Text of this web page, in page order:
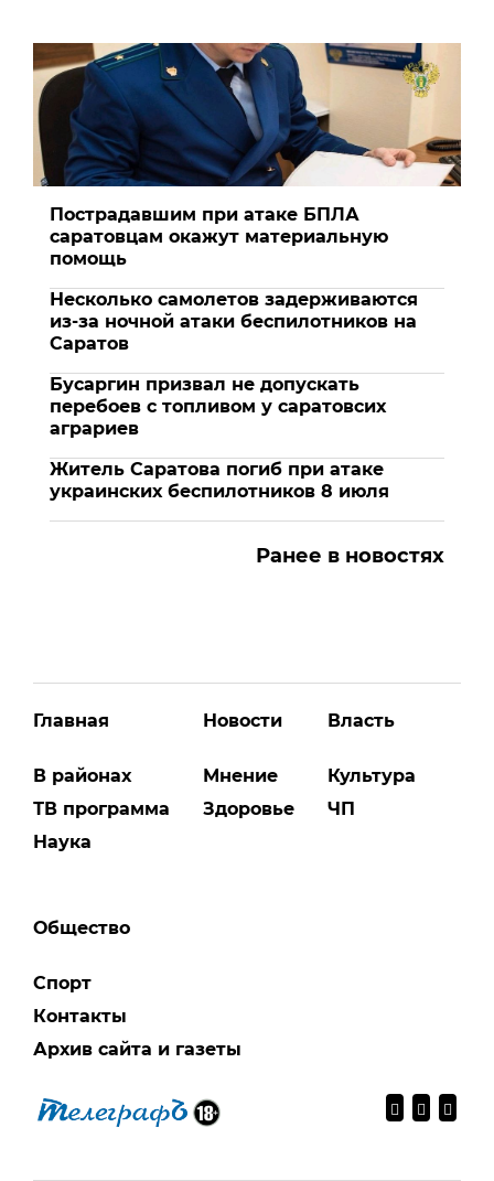
Пострадавшим при атаке БПЛА
саратовцам окажут материальную
помощь
Несколько самолетов задерживаются
из-за ночной атаки беспилотников на
Саратов
Бусаргин призвал не допускать
перебоев с топливом у саратовсих
аграриев
Житель Саратова погиб при атаке
украинских беспилотников 8 июля
Ранее в новостях
Главная
В районах
ТВ программа
Наука
Новости
Мнение
Здоровье
Власть
Культура
ЧП
Общество
Спорт
Контакты
Архив сайта и газеты